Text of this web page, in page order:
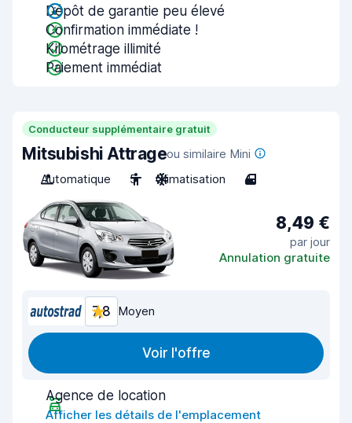
Dépôt de garantie peu élevé
Confirmation immédiate !
Kilométrage illimité
Paiement immédiat
Conducteur supplémentaire gratuit
Mitsubishi Attrageou similaire Mini
Automatique
5 Climatisation 4
8,49 €
par jour
Annulation gratuite
7,8 Moyen
Voir l'offre
Agence de location
Afficher les détails de l'emplacement